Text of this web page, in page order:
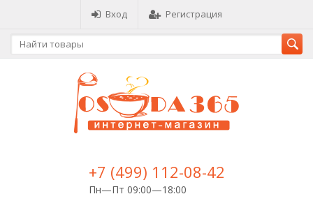
Вход Регистрация
+7 (499) 112-08-42
Пн—Пт 09:00—18:00